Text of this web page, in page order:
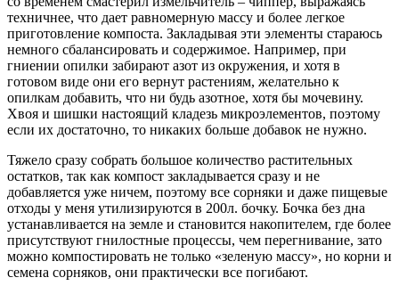
техничнее, что дает равномерную массу и более легкое
приготовление компоста. Закладывая эти элементы стараюсь
немного сбалансировать и содержимое. Например, при
гниении опилки забирают азот из окружения, и хотя в
готовом виде они его вернут растениям, желательно к
опилкам добавить, что ни будь азотное, хотя бы мочевину.
Хвоя и шишки настоящий кладезь микроэлементов, поэтому
если их достаточно, то никаких больше добавок не нужно.
Тяжело сразу собрать большое количество растительных
остатков, так как компост закладывается сразу и не
добавляется уже ничем, поэтому все сорняки и даже пищевые
отходы у меня утилизируются в 200л. бочку. Бочка без дна
устанавливается на земле и становится накопителем, где более
присутствуют гнилостные процессы, чем перегнивание, зато
можно компостировать не только «зеленую массу», но корни и
семена сорняков, они практически все погибают.